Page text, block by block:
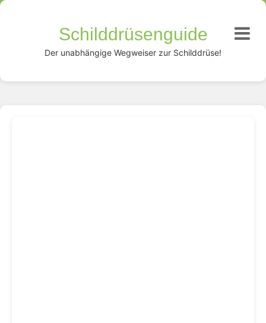
Schilddrüsenguide
Der unabhängige Wegweiser zur Schilddrüse!